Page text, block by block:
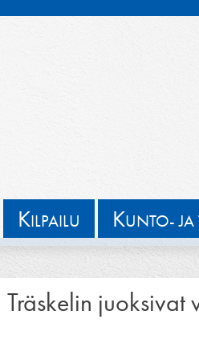
KILPAILU KUNTO- JA
juoksivat